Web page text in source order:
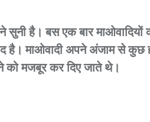
है। बस एक बार माओवादियों
है। माओवादी अपने अंजाम से कुछ
को मजबूर कर दिए जाते थे।